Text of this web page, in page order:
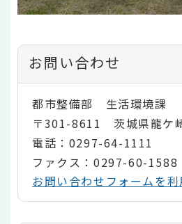
お問い合わせ
都市整備部 生活環境課
〒301-8611 茨城県龍ケ
電話：0297-64-1111
ファクス：0297-60-1588
お問い合わせフォームを利